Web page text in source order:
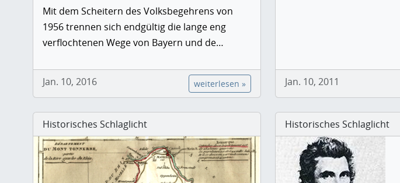
Mit dem Scheitern des Volksbegehrens von
1956 trennen sich endgültig die lange eng
verflochtenen Wege von Bayern und de…
Jan. 10, 2016 weiterlesen » Jan. 10, 2011
Historisches Schlaglicht Historisches Schlaglicht